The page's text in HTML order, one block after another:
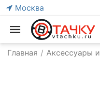
Москва
Главная / Аксессуары